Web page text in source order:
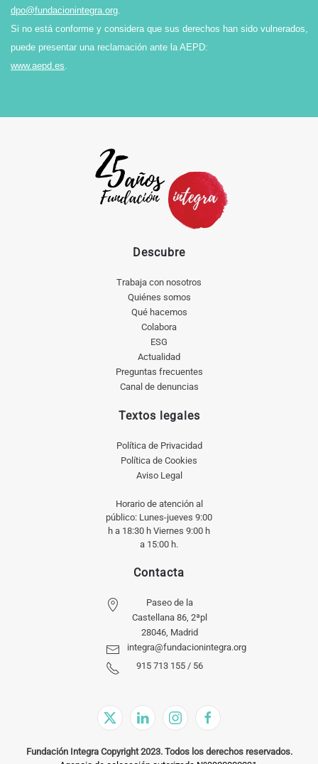
dpo@fundacionintegra.org.
Si no está conforme y considera que sus derechos han sido vulnerados,
puede presentar una reclamación ante la AEPD:
www.aepd.es.
Descubre
Trabaja con nosotros
Quiénes somos
Qué hacemos
Colabora
ESG
Actualidad
Preguntas frecuentes
Canal de denuncias
Textos legales
Política de Privacidad
Política de Cookies
Aviso Legal
Horario de atención al
público: Lunes-jueves 9:00
h a 18:30 h Viernes 9:00 h
a 15:00 h.
Contacta
Paseo de la
Castellana 86, 2ªpl
28046, Madrid
integra@fundacionintegra.org
915 713 155 / 56
Fundación Integra Copyright 2023. Todos los derechos reservados.